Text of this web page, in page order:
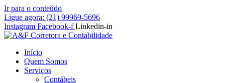
Ir para o conteúdo
Ligue agora: (21) 99969-5696
Instagram Facebook-f Linkedin-in
Início
Quem Somos
Serviços
Contábeis